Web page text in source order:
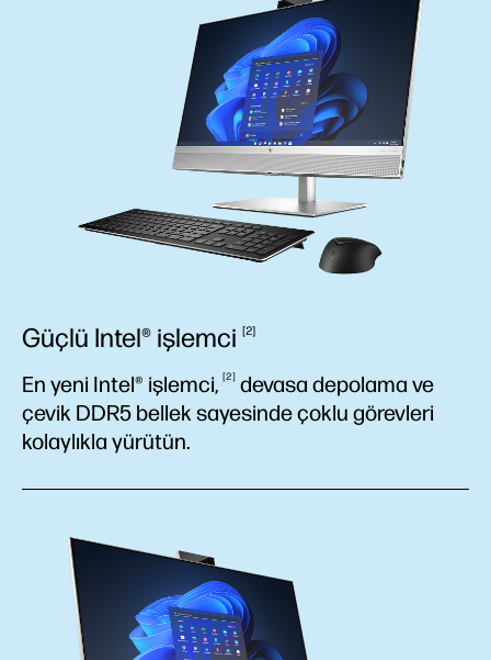
Güçlü Intel® işlemci 2
En yeni Intel® işlemci, 2
devasa depolama ve
çevik DDR5 bellek sayesinde çoklu görevleri
kolaylıkla yürütün.